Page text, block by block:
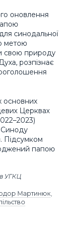
оновлення
синодальної
метою
свою природу
розпізнає
основних
Церквах
Синоду
Підсумком
папою
УГКЦ
Мартинюк,